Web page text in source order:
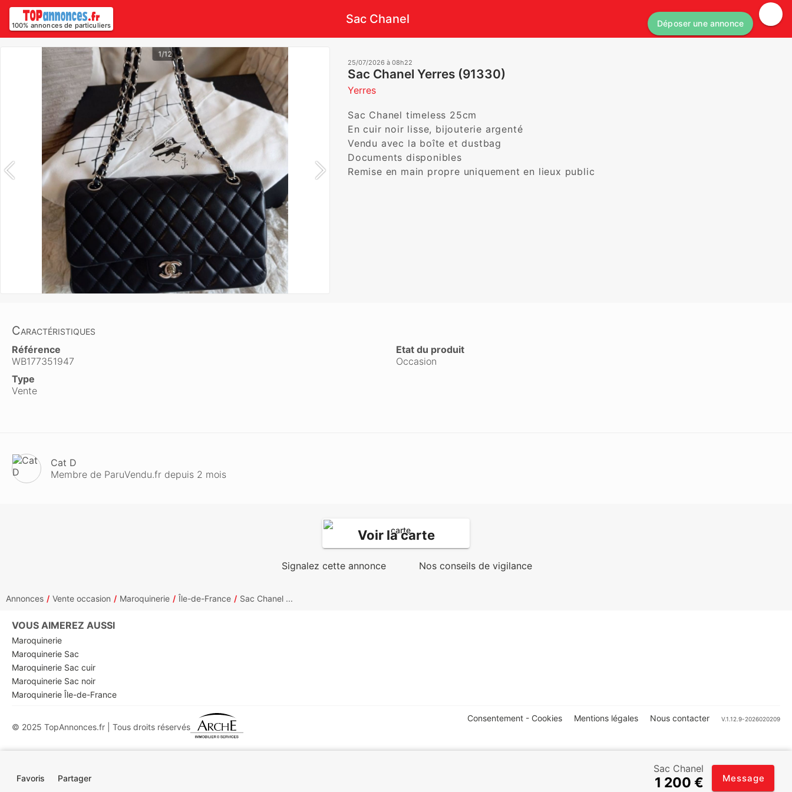
100% annonces de particuliers Sac Chanel Déposer une annonce
1/12
25/07/2026 à 08h22
Sac Chanel Yerres (91330)
Yerres
Sac Chanel timeless 25cm
En cuir noir lisse, bijouterie argenté
Vendu avec la boîte et dustbag
Documents disponibles
Remise en main propre uniquement en lieux public
Caractéristiques
Référence
WB177351947
Etat du produit
Occasion
Type
Vente
Cat D
Membre de ParuVendu.fr depuis 2 mois
Voir la carte
Signalez cette annonce Nos conseils de vigilance
Favoris Partager
Sac Chanel
1 200 € Message
Annonces Vente occasion Maroquinerie Île-de-France Sac Chanel ...
VOUS AIMEREZ AUSSI
Maroquinerie
Maroquinerie Sac
Maroquinerie Sac cuir
Maroquinerie Sac noir
Maroquinerie Île-de-France
© 2025 TopAnnonces.fr | Tous droits réservés
Consentement - Cookies Mentions légales Nous contacter V.1.12.9-2026020209